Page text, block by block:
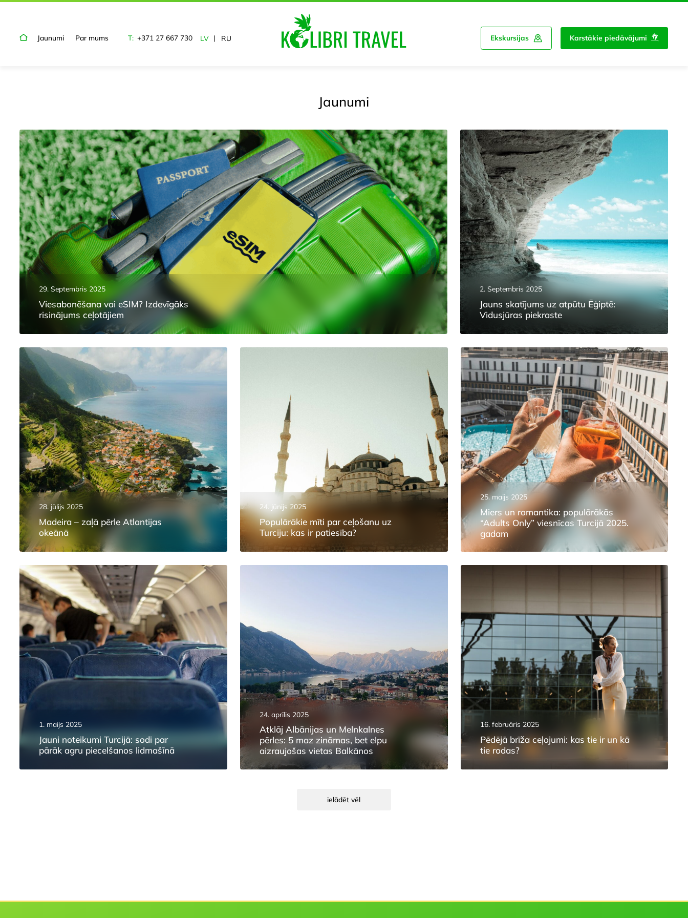
Jaunumi Par mums T: +371 27 667 730 LV RU Ekskursijas Karstākie piedāvājumi
Jaunumi
29. Septembris 2025
Viesabonēšana vai eSIM? Izdevīgāks
risinājums ceļotājiem
2. Septembris 2025
Jauns skatījums uz atpūtu Ēģiptē:
Vidusjūras piekraste
28. jūlijs 2025
Madeira – zaļā pērle Atlantijas
okeānā
24. jūnijs 2025
Populārākie mīti par ceļošanu uz
Turciju: kas ir patiesība?
25. maijs 2025
Miers un romantika: populārākās
“Adults Only” viesnīcas Turcijā 2025.
gadam
1. maijs 2025
Jauni noteikumi Turcijā: sodi par
pārāk agru piecelšanos lidmašīnā
24. aprīlis 2025
Atklāj Albānijas un Melnkalnes
pērles: 5 maz zināmas, bet elpu
aizraujošas vietas Balkānos
16. februāris 2025
Pēdējā brīža ceļojumi: kas tie ir un kā
tie rodas?
ielādēt vēl